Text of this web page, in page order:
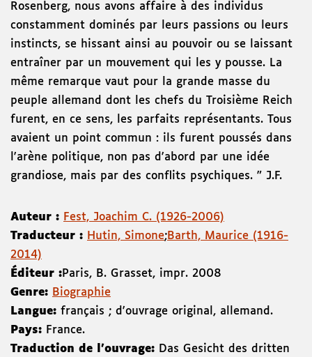
Rosenberg, nous avons affaire à des individus
constamment dominés par leurs passions ou leurs
instincts, se hissant ainsi au pouvoir ou se laissant
entraîner par un mouvement qui les y pousse. La
même remarque vaut pour la grande masse du
peuple allemand dont les chefs du Troisième Reich
furent, en ce sens, les parfaits représentants. Tous
avaient un point commun : ils furent poussés dans
l'arène politique, non pas d'abord par une idée
grandiose, mais par des conflits psychiques. " J.F.
Auteur : Fest, Joachim C. (1926-2006)
Traducteur : Hutin, Simone;Barth, Maurice (1916-
2014)
Éditeur :Paris, B. Grasset, impr. 2008
Genre: Biographie
Langue: français ; d'ouvrage original, allemand.
Pays: France.
Traduction de l'ouvrage: Das Gesicht des dritten